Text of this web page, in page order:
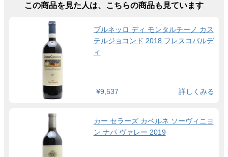
この商品を見た人は、こちらの商品も見ています
ブルネッロ ディ モンタルチーノ カス
テルジョコンド 2018 フレスコバルデ
ィ
¥9,537 詳しくみる
カー セラーズ カベルネ ソーヴィニヨ
ン ナパ ヴァレー 2019